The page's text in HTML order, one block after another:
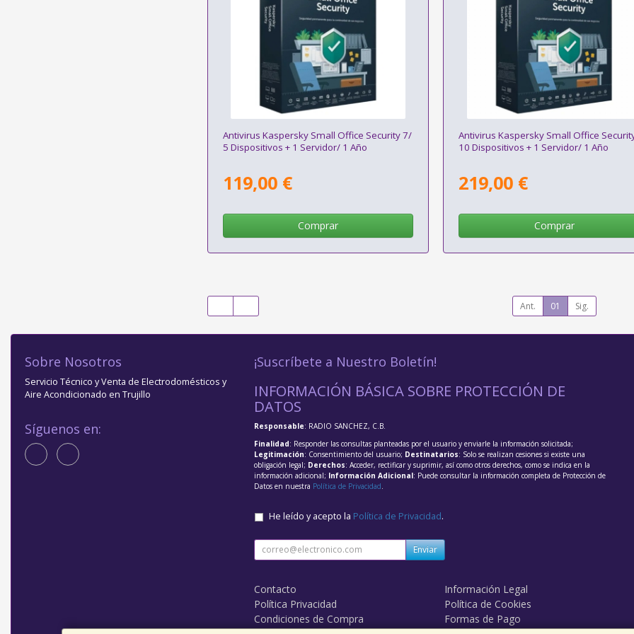
Antivirus Kaspersky Small Office Security 7/
5 Dispositivos + 1 Servidor/ 1 Año
119,00 €
Comprar
Antivirus Kaspersky Small Office
10 Dispositivos + 1 Servidor/ 1 Año
219,00 €
Comprar
Ant. 01 Sig.
Sobre Nosotros
Servicio Técnico y Venta de Electrodomésticos y
Aire Acondicionado en Trujillo
Síguenos en:
¡Suscríbete a Nuestro Boletín!
INFORMACIÓN BÁSICA SOBRE PROTECCIÓN DE
DATOS
Responsable: RADIO SANCHEZ, C.B.
Finalidad: Responder las consultas planteadas por el usuario y enviarle la información solicitada;
Legitimación: Consentimiento del usuario; Destinatarios: Solo se realizan cesiones si existe una
obligación legal; Derechos: Acceder, rectificar y suprimir, así como otros derechos, como se indica en la
información adicional; Información Adicional: Puede consultar la información completa de Protección de
Datos en nuestra Política de Privacidad
He leído y acepto la Política de Privacidad.
Enviar
Contacto
Información Legal
Política Privacidad
Política de Cookies
Condiciones de Compra
Formas de Pago